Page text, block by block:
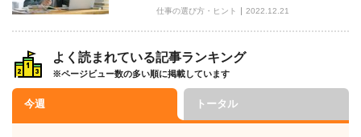
仕事の選び方・ヒント 2022.12.21
よく読まれている記事ランキング
※ページビュー数の多い順に掲載しています
今週 トータル